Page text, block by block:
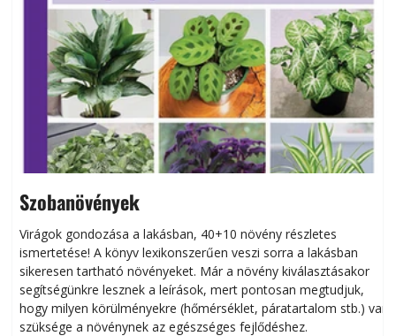
Szobanövények
Virágok gondozása a lakásban, 40+10 növény részletes
ismertetése! A könyv lexikonszerűen veszi sorra a lakásban
sikeresen tart­ha­tó növényeket. Már a növény kiválasztásakor
segítségünkre lesznek a leírások, mert pontosan megtudjuk,
hogy milyen körülményekre (hőmérséklet, páratartalom stb.) van
szüksége a növénynek az egészséges fejlődéshez.